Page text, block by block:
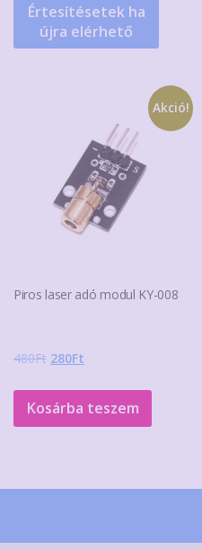
Értesítésetek ha
újra elérhető
Akció!
Piros laser adó modul KY-008
480Ft Original
was:
480Ft.
280Ft
is:
280Ft.
Kosárba teszem